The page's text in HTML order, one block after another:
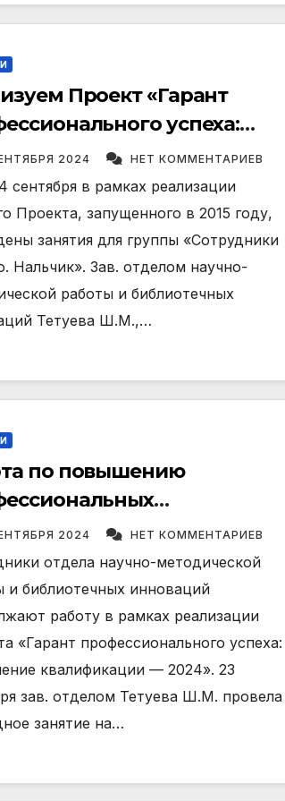
Проект «Гарант
успеха:
профессиональной
— 2024»
2024 НЕТ КОММЕНТАРИЕВ
сентября в рамках реализации
Проекта, запущенного в 2015 году,
занятия для группы «Сотрудники
Нальчик». Зав. отделом научно-
работы и библиотечных
Тетуева Ш.М.,…
по повышению
библиотечных
ГНБ КБР им. Т.К.
2024 НЕТ КОММЕНТАРИЕВ
отдела научно-методической
и библиотечных инноваций
работу в рамках реализации
«Гарант профессионального успеха:
квалификации — 2024». 23
зав. отделом Тетуева Ш.М. провела
занятие на…